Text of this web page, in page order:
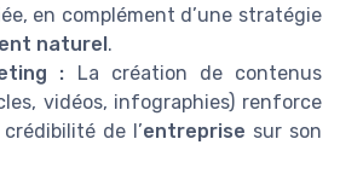
en complément d’une stratégie
naturel.
: La création de contenus
vidéos, infographies) renforce
de l’entreprise sur son